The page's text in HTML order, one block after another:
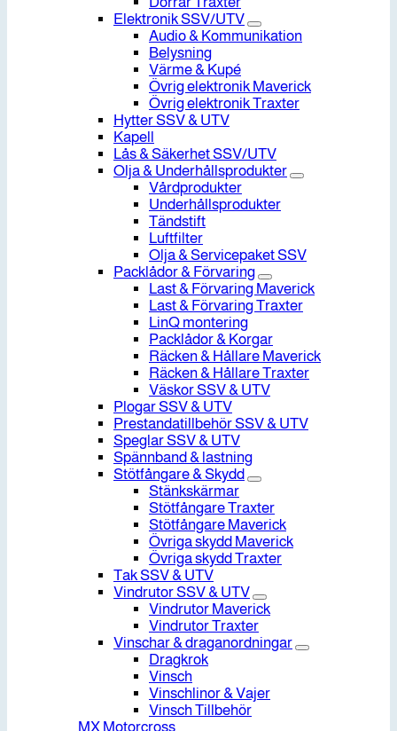
Elektronik SSV/UTV
Audio & Kommunikation
Belysning
Värme & Kupé
Övrig elektronik Maverick
Övrig elektronik Traxter
Hytter SSV & UTV
Kapell
Lås & Säkerhet SSV/UTV
Olja & Underhållsprodukter
Vårdprodukter
Underhållsprodukter
Tändstift
Luftfilter
Olja & Servicepaket SSV
Packlådor & Förvaring
Last & Förvaring Maverick
Last & Förvaring Traxter
LinQ montering
Packlådor & Korgar
Räcken & Hållare Maverick
Räcken & Hållare Traxter
Väskor SSV & UTV
Plogar SSV & UTV
Prestandatillbehör SSV & UTV
Speglar SSV & UTV
Spännband & lastning
Stötfångare & Skydd
Stänkskärmar
Stötfångare Traxter
Stötfångare Maverick
Övriga skydd Maverick
Övriga skydd Traxter
Tak SSV & UTV
Vindrutor SSV & UTV
Vindrutor Maverick
Vindrutor Traxter
Vinschar & draganordningar
Dragkrok
Vinsch
Vinschlinor & Vajer
Vinsch Tillbehör
MX Motorcross